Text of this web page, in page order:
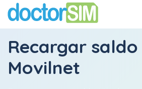
Recargar saldo
Movilnet